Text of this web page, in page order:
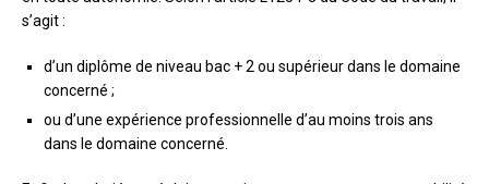
s’agit :
d’un diplôme de niveau bac + 2 ou supérieur dans le domaine
concerné ;
ou d’une expérience professionnelle d’au moins trois ans
dans le domaine concerné.